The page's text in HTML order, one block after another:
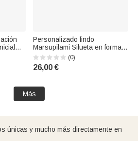
Personalizado lindo
Marsupilami Silueta en forma
de corazón Llave Colgante
Pulsera con nombre Navidad
Regalo para ella | Callie ×
(0)
26,00 €
Más
únicas y mucho más directamente en